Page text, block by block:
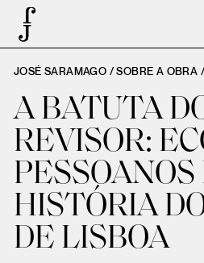
José Saramago
Programação
A Fundação
Parceiros
Centenário
Loja
JOSÉ SARAMAGO / SOBRE A OBRA
A BATUTA
REVISOR:
HISTÓRIA
DE LISBOA